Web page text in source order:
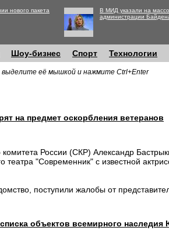
нового пакета
В МИД указали на
администрации
Шоу-бизнес Спорт Технологии
её мышкой и нажмите Ctrl+Enter
на предмет оскорбления ветеранов
комитета России (СКР) Александр
театра "Современник" с известной
поступили жалобы от
объектов всемирного